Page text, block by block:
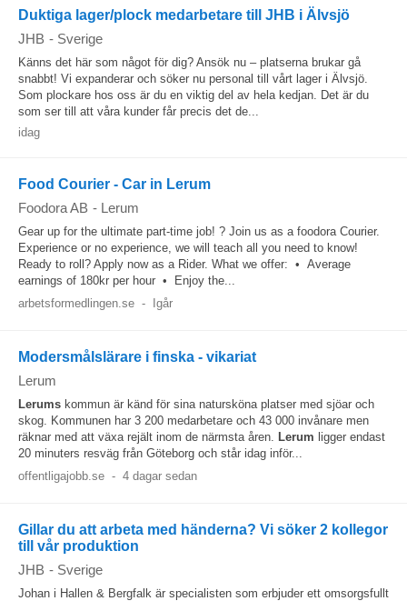
Duktiga lager/plock medarbetare till JHB i Älvsjö
JHB - Sverige
Känns det här som något för dig? Ansök nu – platserna brukar gå
snabbt! Vi expanderar och söker nu personal till vårt lager i Älvsjö.
Som plockare hos oss är du en viktig del av hela kedjan. Det är du
som ser till att våra kunder får precis det de...
idag
Food Courier - Car in Lerum
Foodora AB - Lerum
Gear up for the ultimate part-time job! ? Join us as a foodora Courier.
Experience or no experience, we will teach all you need to know!
Ready to roll? Apply now as a Rider. What we offer: • Average
earnings of 180kr per hour • Enjoy the...
arbetsformedlingen.se - Igår
Modersmålslärare i finska - vikariat
Lerum
Lerums kommun är känd för sina natursköna platser med sjöar och
skog. Kommunen har 3 200 medarbetare och 43 000 invånare men
räknar med att växa rejält inom de närmsta åren. Lerum ligger endast
20 minuters resväg från Göteborg och står idag inför...
offentligajobb.se - 4 dagar sedan
Gillar du att arbeta med händerna? Vi söker 2 kollegor
till vår produktion
JHB - Sverige
Johan i Hallen & Bergfalk är specialisten som erbjuder ett omsorgsfullt